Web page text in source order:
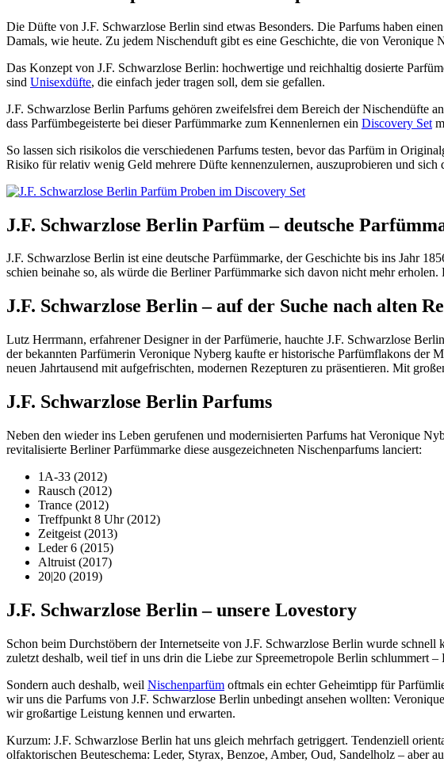
Die Düfte von J.F. Schwarzlose Berlin sind etwas Besonders. Die Parfums haben
Damals, wie heute. Zu jedem Nischenduft gibt es eine Geschichte, die von Veronique
Das Konzept von J.F. Schwarzlose Berlin: hochwertige und reichhaltig dosierte
sind Unisexdüfte, die einfach jeder tragen soll, dem sie gefallen.
J.F. Schwarzlose Berlin Parfums gehören zweifelsfrei dem Bereich der Nischendüfte
dass Parfümbegeisterte bei dieser Parfümmarke zum Kennenlernen ein Discovery Set
So lassen sich risikolos die verschiedenen Parfums testen, bevor das Parfüm in
Risiko für relativ wenig Geld mehrere Düfte kennenzulernen, auszuprobieren und
J.F. Schwarzlose Berlin Parfüm – deutsche
J.F. Schwarzlose Berlin ist eine deutsche Parfümmarke, der Geschichte bis ins Jahr
schien beinahe so, als würde die Berliner Parfümmarke sich davon nicht mehr
J.F. Schwarzlose Berlin – auf der Suche nach alten
Lutz Herrmann, erfahrener Designer in der Parfümerie, hauchte J.F. Schwarzlose
der bekannten Parfümerin Veronique Nyberg kaufte er historische Parfümflakons der
neuen Jahrtausend mit aufgefrischten, modernen Rezepturen zu präsentieren. Mit
J.F. Schwarzlose Berlin Parfums
Neben den wieder ins Leben gerufenen und modernisierten Parfums hat Veronique
revitalisierte Berliner Parfümmarke diese ausgezeichneten Nischenparfums lanciert:
1A-33 (2012)
Rausch (2012)
Trance (2012)
Treffpunkt 8 Uhr (2012)
Zeitgeist (2013)
Leder 6 (2015)
Altruist (2017)
20|20 (2019)
J.F. Schwarzlose Berlin – unsere Lovestory
Schon beim Durchstöbern der Internetseite von J.F. Schwarzlose Berlin wurde
zuletzt deshalb, weil tief in uns drin die Liebe zur Spreemetropole Berlin schlummert
Sondern auch deshalb, weil Nischenparfüm oftmals ein echter Geheimtipp für
wir uns die Parfums von J.F. Schwarzlose Berlin unbedingt ansehen wollten:
wir großartige Leistung kennen und erwarten.
Kurzum: J.F. Schwarzlose Berlin hat uns gleich mehrfach getriggert. Tendenziell
olfaktorischen Beuteschema: Leder, Styrax, Benzoe, Amber, Oud, Sandelholz – aber